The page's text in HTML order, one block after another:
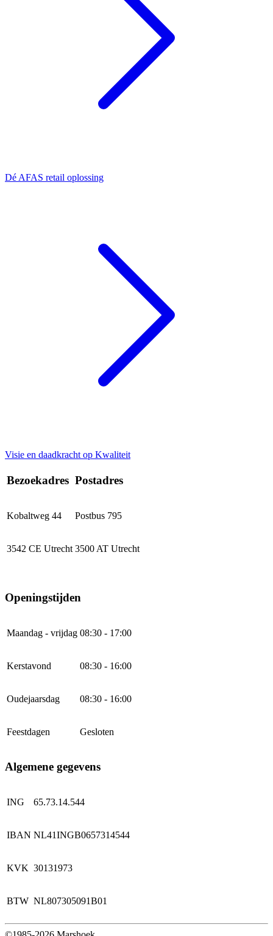
Dé AFAS retail oplossing
Visie en daadkracht op Kwaliteit
Bezoekadres Postadres
Kobaltweg 44 Postbus 795
3542 CE Utrecht 3500 AT Utrecht
Openingstijden
Maandag - vrijdag 08:30 - 17:00
Kerstavond 08:30 - 16:00
Oudejaarsdag 08:30 - 16:00
Feestdagen Gesloten
Algemene gegevens
ING 65.73.14.544
IBAN NL41INGB0657314544
KVK 30131973
BTW NL807305091B01